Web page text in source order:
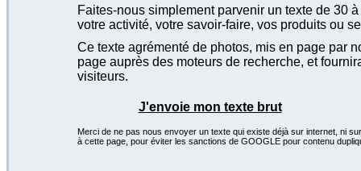
Faites-nous simplement parvenir un texte de 30
votre activité, votre savoir-faire, vos produits ou
Ce texte agrémenté de photos, mis en page par
page auprès des moteurs de recherche, et
visiteurs.
J'envoie mon texte brut
Merci de ne pas nous envoyer un texte qui existe déjà sur internet, ni
à cette page, pour éviter les sanctions de GOOGLE pour contenu